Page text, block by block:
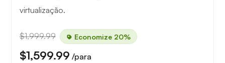
virtualização.
$1,999.99 Economize 20%
$1,599.99 /para